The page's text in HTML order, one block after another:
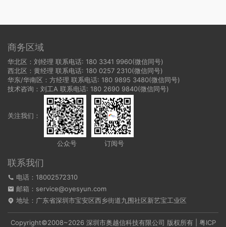
商务区域
华北区：刘经理 联系电话: 180 3341 9960(微信同号)
西北区：黄经理 联系电话: 180 0257 2310(微信同号)
华东/华南区：方经理 联系电话: 180 9895 3480(微信同号)
技术咨询：刘工A 联系电话: 180 2690 9840(微信同号)
关注我们：
公众号 订阅号
联系我们
电话：18002572310
邮箱：service@oyesyun.com
地址：广东省深圳市宝安区西乡街道九围社区新艺宝工业区
Copyright©2008~2026 深圳市奥越信科技有限公司 版权所有 | 粤ICP